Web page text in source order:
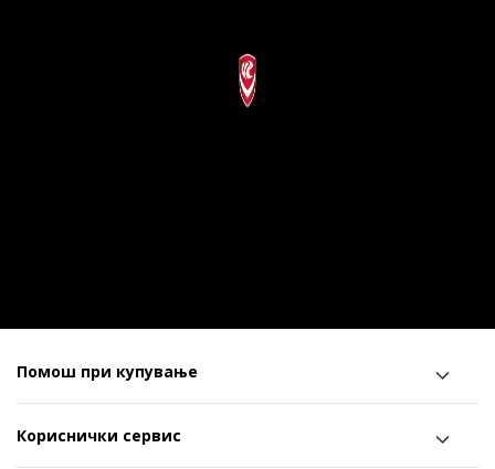
Помош при купување
Кориснички сервис